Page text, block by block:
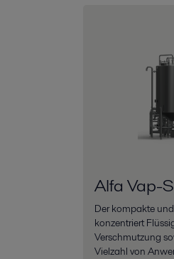
Alfa Vap-
Der kompakte
konzentriert
Verschmutzung
Vielzahl von